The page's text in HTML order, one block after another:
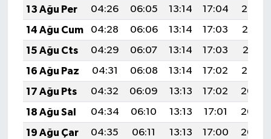
13 Ağu Per
04:26 06:05 13:14 17:04
20:14
14 Ağu Cum
04:28 06:06 13:14 17:03
20:12
15 Ağu Cts
04:29 06:07 13:14 17:03
20:11
16 Ağu Paz
04:31 06:08 13:14 17:02
20:10
17 Ağu Pts
04:32 06:09 13:13 17:02
20:08
18 Ağu Sal
04:34 06:10 13:13 17:01
20:07
19 Ağu Çar
04:35 06:11 13:13 17:00
20:05